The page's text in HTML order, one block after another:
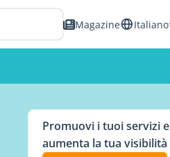
Magazine Italiano
Promuovi i tuoi servizi e
aumenta la tua visibilità